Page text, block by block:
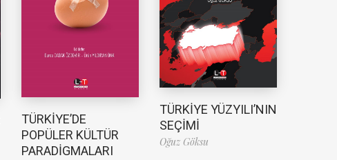
TÜRKİYE’DE
POPÜLER KÜLTÜR
PARADİGMALARI
TÜRKİYE YÜZYILI’NIN
SEÇİMİ
Oğuz Göksu